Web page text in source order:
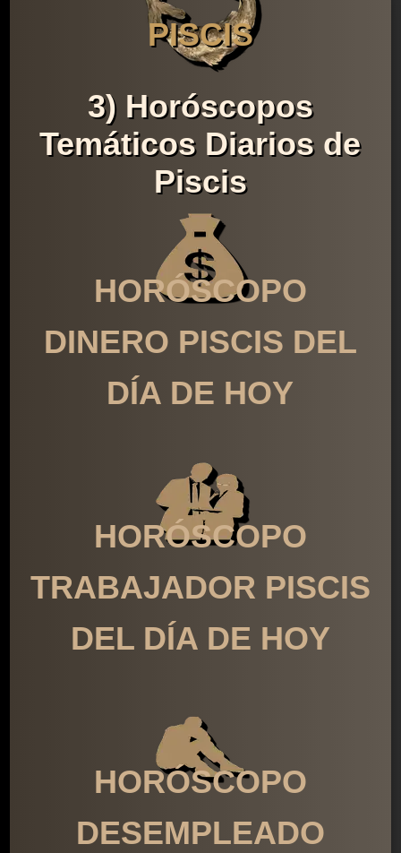
PISCIS
3) Horóscopos
Temáticos Diarios de
Piscis
HORÓSCOPO
DINERO PISCIS DEL
DÍA DE HOY
HORÓSCOPO
TRABAJADOR PISCIS
DEL DÍA DE HOY
HORÓSCOPO
DESEMPLEADO